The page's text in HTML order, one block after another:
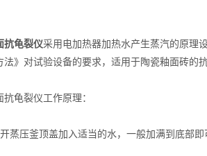
抗龟裂仪采用电加热器加热水产生蒸汽的原理
法》对试验设备的要求，适用于陶瓷釉面砖的
龟裂仪工作原理：
压釜顶盖加入适当的水，一般加满到底部即